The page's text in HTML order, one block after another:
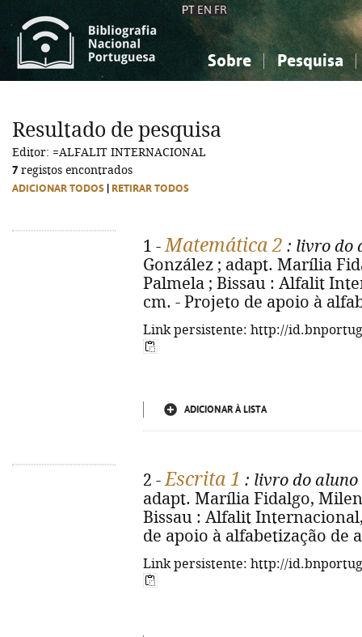
PT EN FR
Sobre Pesquisa
Ciências sociais...
Ciências sociais...
Resultado de pesquisa
Editor: =ALFALIT INTERNACIONAL
7 registos encontrados
ADICIONAR TODOS RETIRAR TODOS
1 -Matemática 2 : livro do
González ; adapt. Marília
Palmela ; Bissau : Alfalit
cm. - Projeto de apoio à
Link persistente: http://
ADICIONAR À LISTA
2 -Escrita 1 : livro do aluno
adapt. Marília Fidalgo,
Bissau : Alfalit
de apoio à alfabetização de
Link persistente: http://